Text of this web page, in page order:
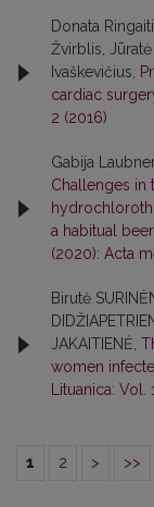
Donata
Žvirblis,
Ivaškevičius,
cardiac
2 (2016)
Gabija
Challenges in
a habitual
(2020): Acta
Birutė
JAKAITIENĖ,
women
Lituanica:
1 2 > >>